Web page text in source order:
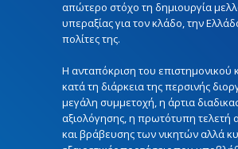
απώτερο στόχο τη δημιουργία
υπεραξίας για τον κλάδο, την
πολίτες της.
Η ανταπόκριση του επιστημονικού
κατά τη διάρκεια της περσινής
μεγάλη συμμετοχή, η άρτια
αξιολόγησης, η πρωτότυπη τελετή
και βράβευσης των νικητών αλλά